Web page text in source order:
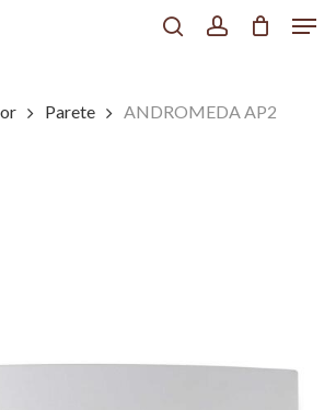
Parete
ANDROMEDA AP2